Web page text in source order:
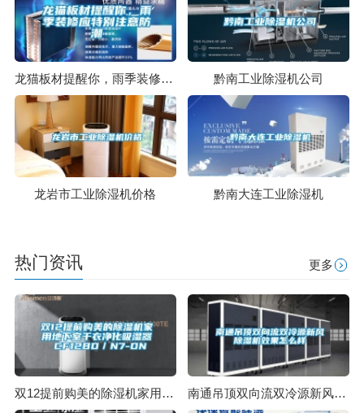
龙猫板材提醒你，雨季装修应特别注意防潮 黔南工业除湿机公司
龙岩市工业除湿机价格 黔南大连工业除湿机
热门资讯 更多
双12提前购美的除湿机家用地下室干衣净化吸湿器 CF12BD／N7-DN 南通吊顶双向流双冷源新风除湿机效果怎么样